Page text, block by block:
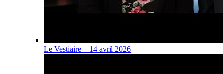
Le Vestiaire – 14 avril 2026